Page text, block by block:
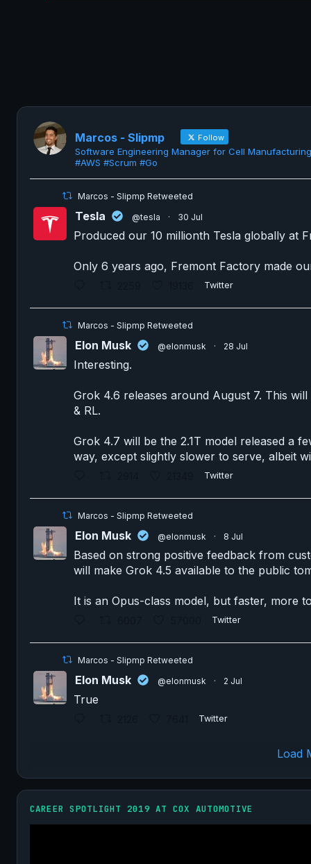
Marcos - Slipmp Follow
Software Engineering Manager for Cell
#AWS #Scrum #Go
Marcos - Slipmp Retweeted
Tesla @tesla · 30 Jul
Produced our 10 millionth Tesla globally at
Only 6 years ago, Fremont Factory made
Twitter
Marcos - Slipmp Retweeted
Elon Musk @elonmusk · 28 Jul
Interesting.
Grok 4.6 releases around August 7. This
& RL.
Grok 4.7 will be the 2.1T model released a
way, except slightly slower to serve, albeit
Twitter
Marcos - Slipmp Retweeted
Elon Musk @elonmusk · 8 Jul
Based on strong positive feedback from
will make Grok 4.5 available to the public
It is an Opus-class model, but faster, more
Twitter
Marcos - Slipmp Retweeted
Elon Musk @elonmusk · 2 Jul
True
Twitter
Load
CAREER SPOTLIGHT 2019 AT COX AUTOMOTIVE